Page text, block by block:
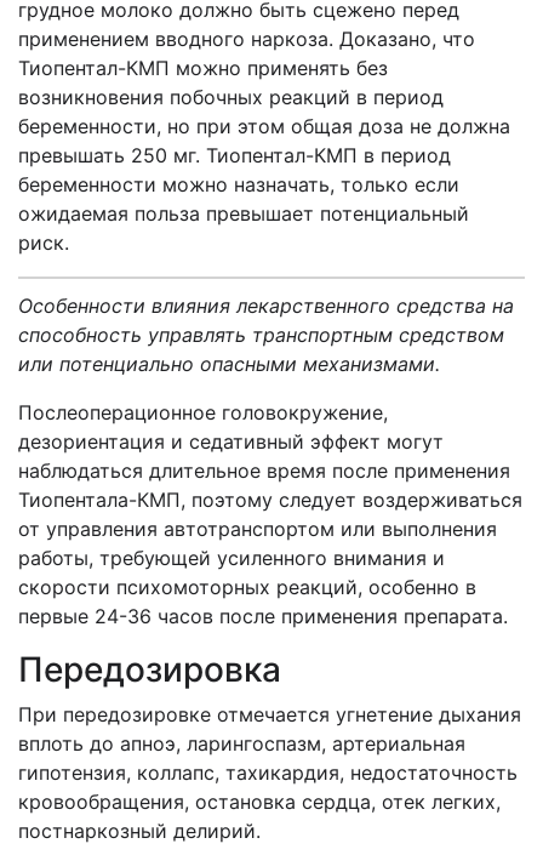
грудное молоко должно быть сцежено перед
применением вводного наркоза. Доказано, что
Тиопентал-КМП можно применять без
возникновения побочных реакций в период
беременности, но при этом общая доза не должна
превышать 250 мг. Тиопентал-КМП в период
беременности можно назначать, только если
ожидаемая польза превышает потенциальный
риск.
Особенности влияния лекарственного средства на
способность управлять транспортным средством
или потенциально опасными механизмами.
Послеоперационное головокружение,
дезориентация и седативный эффект могут
наблюдаться длительное время после применения
Тиопентала-КМП, поэтому следует воздерживаться
от управления автотранспортом или выполнения
работы, требующей усиленного внимания и
скорости психомоторных реакций, особенно в
первые 24-36 часов после применения препарата.
Передозировка
При передозировке отмечается угнетение дыхания
вплоть до апноэ, ларингоспазм, артериальная
гипотензия, коллапс, тахикардия, недостаточность
кровообращения, остановка сердца, отек легких,
постнаркозный делирий.